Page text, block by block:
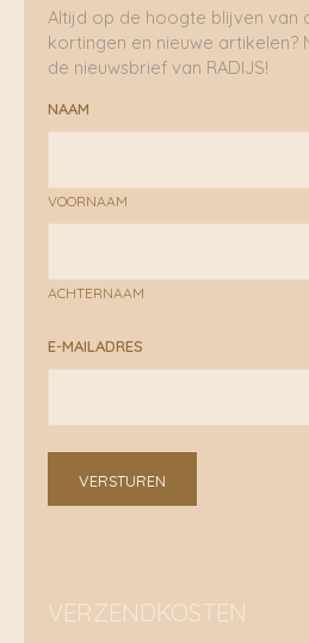
Altijd op de hoogte blijven van
kortingen en nieuwe artikelen?
de nieuwsbrief van RADIJS!
NAAM
VOORNAAM
ACHTERNAAM
E-MAILADRES
VERSTUREN
VERZENDKOSTEN